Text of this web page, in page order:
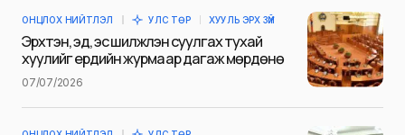
Сэтгэгдэл*
ОНЦЛОХ НИЙТЛЭЛ УЛС ТӨР ХУУЛЬ ЭРХ ЗҮЙ
Эрхтэн, эд, эс шилжүүлэн суулгах тухай
хуулийг ердийн журмаар дагаж мөрдөнө
07/07/2026